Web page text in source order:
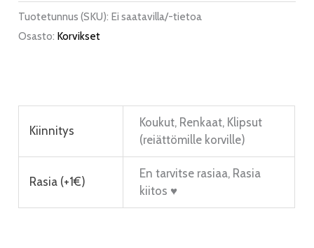
Tuotetunnus (SKU): Ei saatavilla/-tietoa
Osasto: Korvikset
Kiinnitys
Koukut, Renkaat, Klipsut
(reiättömille korville)
Rasia (+1€)
En tarvitse rasiaa, Rasia
kiitos ♥